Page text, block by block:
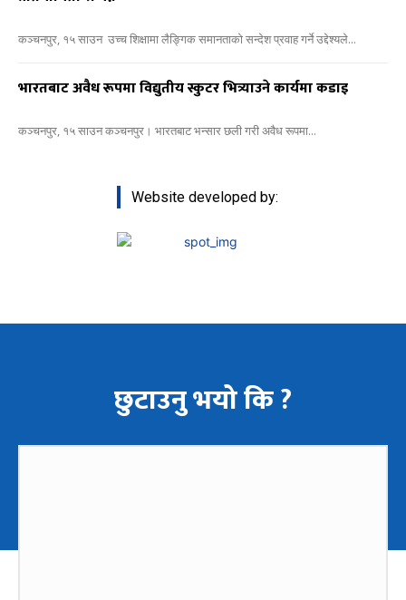
कञ्चनपुर, १५ साउन उच्च शिक्षामा लैङ्गिक समानताको सन्देश प्रवाह गर्ने उद्देश्यले...
भारतबाट अवैध रूपमा विद्युतीय स्कुटर भित्र्याउने कार्यमा कडाइ
कञ्चनपुर, १५ साउन कञ्चनपुर। भारतबाट भन्सार छली गरी अवैध रूपमा...
Website developed by:
छुटाउनु भयो कि ?